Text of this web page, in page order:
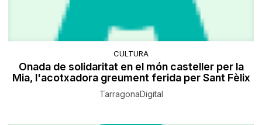
CULTURA
Onada de solidaritat en el món casteller per la
Mia, l'acotxadora greument ferida per Sant Fèlix
TarragonaDigital